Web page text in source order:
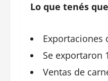
Lo que tenés
Exportaciones
Se exportaron
Ventas de